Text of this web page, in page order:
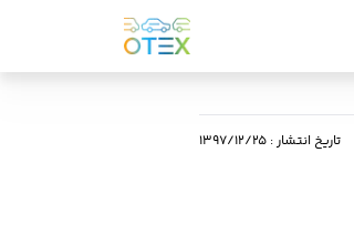
تاریخ انتشار: ۱۳۹۷/۱۲/۲۵